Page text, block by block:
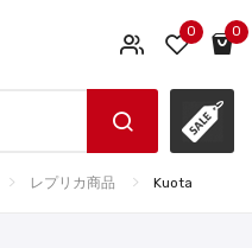
0 0
レプリカ商品 Kuota